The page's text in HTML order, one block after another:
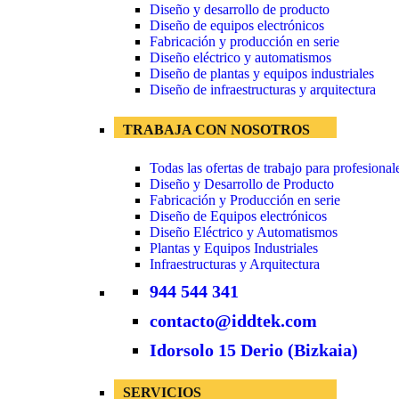
Diseño y desarrollo de producto
Diseño de equipos electrónicos
Fabricación y producción en serie
Diseño eléctrico y automatismos
Diseño de plantas y equipos industriales
Diseño de infraestructuras y arquitectura
TRABAJA CON NOSOTROS
Todas las ofertas de trabajo para
Diseño y Desarrollo de Producto
Fabricación y Producción en serie
Diseño de Equipos electrónicos
Diseño Eléctrico y Automatismos
Plantas y Equipos Industriales
Infraestructuras y Arquitectura
944 544 341
contacto@iddtek.com
Idorsolo 15 Derio (Bizkaia)
SERVICIOS